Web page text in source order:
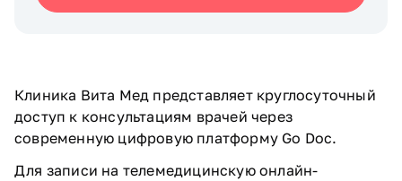
Клиника Вита Мед представляет круглосуточный
доступ к консультациям врачей через
современную цифровую платформу Go Doc.
Для записи на телемедицинскую онлайн-